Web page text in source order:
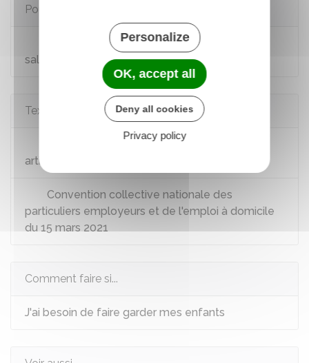
Pour en savoir plus
Site officiel du particulier employeur et du
salarié
Textes de référence
Code de l'action sociale et des familles :
articles L424-1 à L424-7
Convention collective nationale des
particuliers employeurs et de l'emploi à domicile
du 15 mars 2021
Comment faire si...
J'ai besoin de faire garder mes enfants
Personalize
OK, accept all
Deny all cookies
Privacy policy